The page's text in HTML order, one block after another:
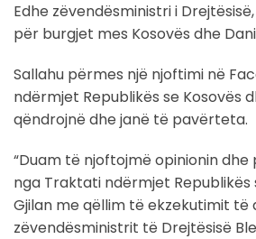
Edhe zëvendësministri i
për burgjet mes Kosovës dhe
Sallahu përmes një njoftimi në
ndërmjet Republikës se Kosovës
qëndrojnë dhe janë të pavërteta.
“Duam të njoftojmë opinionin
nga Traktati ndërmjet
Gjilan me qëllim të ekzekutimit të
zëvendësministrit të Drejtësisë